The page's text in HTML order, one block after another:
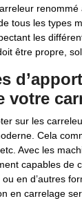
renommé
tous les types
les
être propre,
votre
sur les
Cela
Avec les
capables de
en d’autres
en carrelage